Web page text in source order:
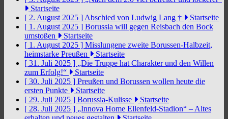
Startseite
[ 2. August 2025 ] Abschied von Ludwig Lang †
Startseite
[ 1. August 2025 ] Borussia will gegen Reisbach den Bock
umstoßen
Startseite
[ 1. August 2025 ] Misslungene zweite Borussen-Halbzeit,
heimstarke Preußen
Startseite
[ 31. Juli 2025 ] „Die Truppe hat Charakter und den Willen
zum Erfolg!“
Startseite
[ 30. Juli 2025 ] Preußen und Borussen wollen heute die
ersten Punkte
Startseite
[ 29. Juli 2025 ] Borussia-Kulisse
Startseite
[ 28. Juli 2025 ] „Innova Home Ellenfeld-Stadion“ – Altes